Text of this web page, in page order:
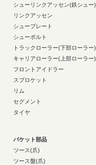
シューリンクアッセン(鉄シュー)
リンクアッセン
シュープレート
シューボルト
トラックローラー(下部ローラー)
キャリアローラー(上部ローラー)
フロントアイドラー
スプロケット
リム
セグメント
タイヤ
バケット部品
ツース(爪)
ツース盤(爪)